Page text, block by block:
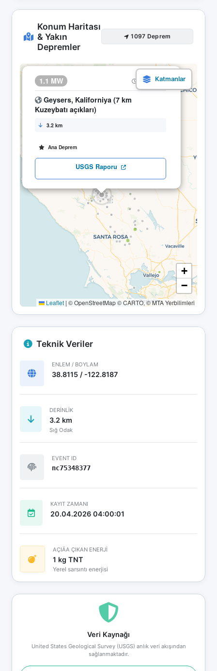
Konum Haritası
& Yakın
Depremler
1097 Deprem
1.1 MW 20.04 06:56
Geysers, Kaliforniya (7 km
Kuzeybatı açıkları)
3.2 km
Ana Deprem
USGS Raporu
×
+
−
Leaflet | © OpenStreetMap © CARTO, © MTA Yerbilimleri
Teknik Veriler
ENLEM / BOYLAM
38.8115 / -122.8187
DERINLIK
3.2 km
Sığ Odak
EVENT ID
nc75348377
KAYIT ZAMANI
20.04.2026 04:00:01
AÇIÄA ÇIKAN ENERJİ
1 kg TNT
Yerel sarsıntı enerjisi
Veri Kaynağı
United States Geological Survey (USGS) anlık veri akışından
sağlanmaktadır.